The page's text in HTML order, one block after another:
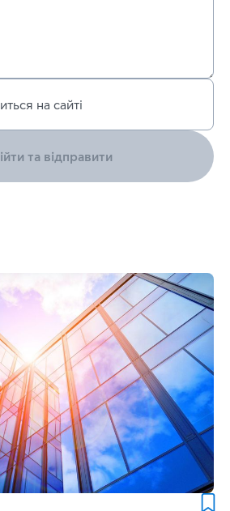
на сайті
та відправити